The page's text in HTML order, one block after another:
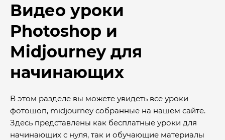
Видео уроки
Photoshop и
Midjourney для
начинающих
В этом разделе вы можете увидеть все уроки
фотошоп, midjourney собранные на нашем сайте.
Здесь представлены как бесплатные уроки для
начинающих с нуля, так и обучающие материалы